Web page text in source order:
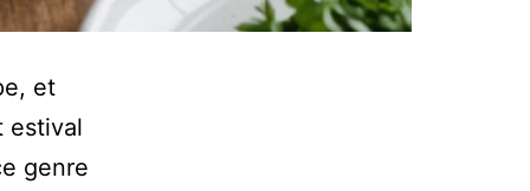
et
estival
genre